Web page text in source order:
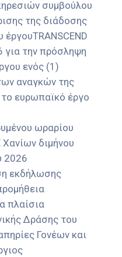
συμβούλου
της διάδοσης
την πρόσληψη
ενός (1)
αναγκών της
το ευρωπαϊκό έργο
ωραρίου
διμήνου
2026
εκδήλωσης
πλαίσια
Δράσης του
Γονέων και